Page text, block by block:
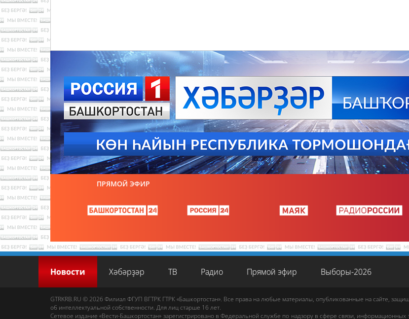
ПРЯМОЙ ЭФИР
Новости Хәбәрҙәр ТВ Радио Прямой эфир Выборы-2026
GTRKRB.RU © 2026 Филиал ФГУП ВГТРК ГТРК «Башкортостан». Все права на любые материалы, опубликованные на сайте,
об интеллектуальной собственности. Для лиц старше 16 лет.
Сетевое издание «Вести-Башкортостан» зарегистрировано в Федеральной службе по надзору в сфере связи,